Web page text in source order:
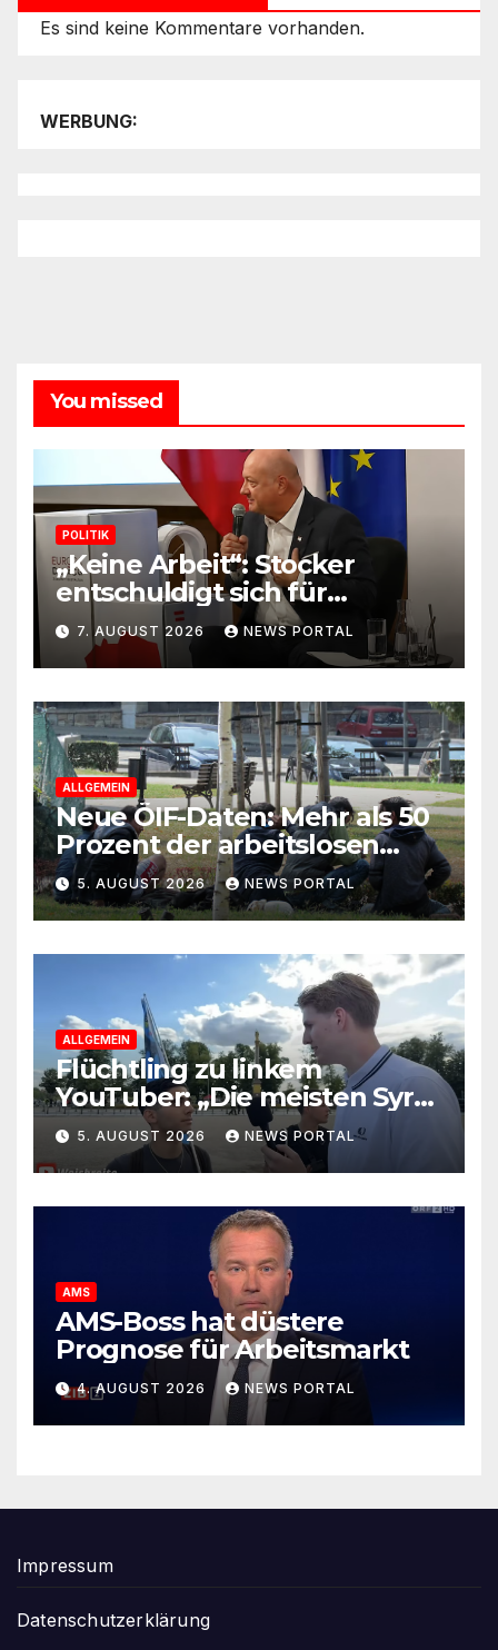
Es sind keine Kommentare vorhanden.
WERBUNG:
You missed
POLITIK
„Keine Arbeit“: Stocker
entschuldigt sich für
Skandal-Aussage zu
Kindererziehung
7. AUGUST 2026 NEWS PORTAL
ALLGEMEIN
Neue ÖIF-Daten: Mehr als 50
Prozent der arbeitslosen
Ausländer leben in Wien!
5. AUGUST 2026 NEWS PORTAL
ALLGEMEIN
Flüchtling zu linkem
YouTuber: „Die meisten Syrer
kommen wegen der
Sozialleistungen“
5. AUGUST 2026 NEWS PORTAL
AMS
AMS-Boss hat düstere
Prognose für Arbeitsmarkt
4. AUGUST 2026 NEWS PORTAL
Impressum
Datenschutzerklärung